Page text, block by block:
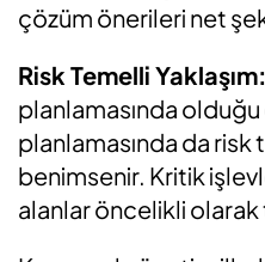
çözüm önerileri net
Risk Temelli Yaklaşım:
planlamasında
planlamasında da risk
benimsenir. Kritik
alanlar öncelikli